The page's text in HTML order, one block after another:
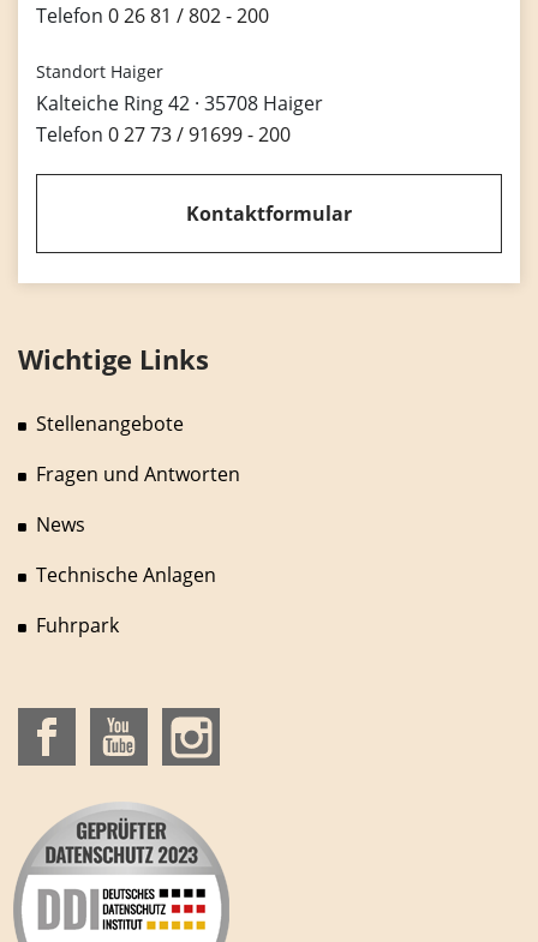
Telefon 0 26 81 / 802 - 200
Standort Haiger
Kalteiche Ring 42 · 35708 Haiger
Telefon 0 27 73 / 91699 - 200
Kontaktformular
Wichtige Links
Stellenangebote
Fragen und Antworten
News
Technische Anlagen
Fuhrpark